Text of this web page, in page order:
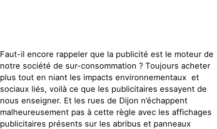
Faut-il encore rappeler que la publicité est le moteur de
notre société de sur-consommation ? Toujours acheter
plus tout en niant les impacts environnementaux et
sociaux liés, voilà ce que les publicitaires essayent de
nous enseigner. Et les rues de Dijon n’échappent
malheureusement pas à cette règle avec les affichages
publicitaires présents sur les abribus et panneaux